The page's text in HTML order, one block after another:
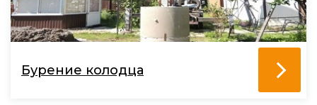
Бурение колодца